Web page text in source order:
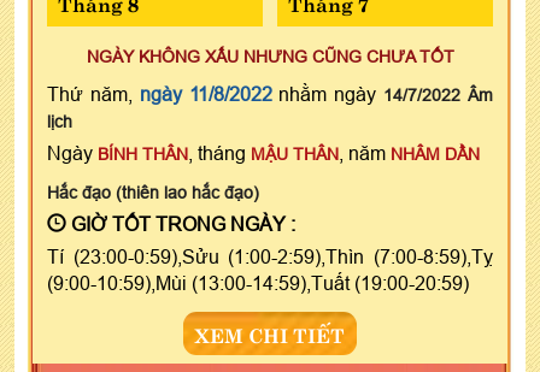
NGÀY KHÔNG XẤU NHƯNG CŨNG CHƯA TỐT
Thứ năm, ngày 11/8/2022nhằm ngày 14/7/2022 Âm
lịch
Ngày BÍNH THÂN , tháng MẬU THÂN , năm NHÂM DẦN
Hắc đạo (thiên lao hắc đạo)
GIỜ TỐT TRONG NGÀY :
Tí (23:00-0:59),Sửu (1:00-2:59),Thìn (7:00-8:59),Tỵ
(9:00-10:59),Mùi (13:00-14:59),Tuất (19:00-20:59)
XEM CHI TIẾT